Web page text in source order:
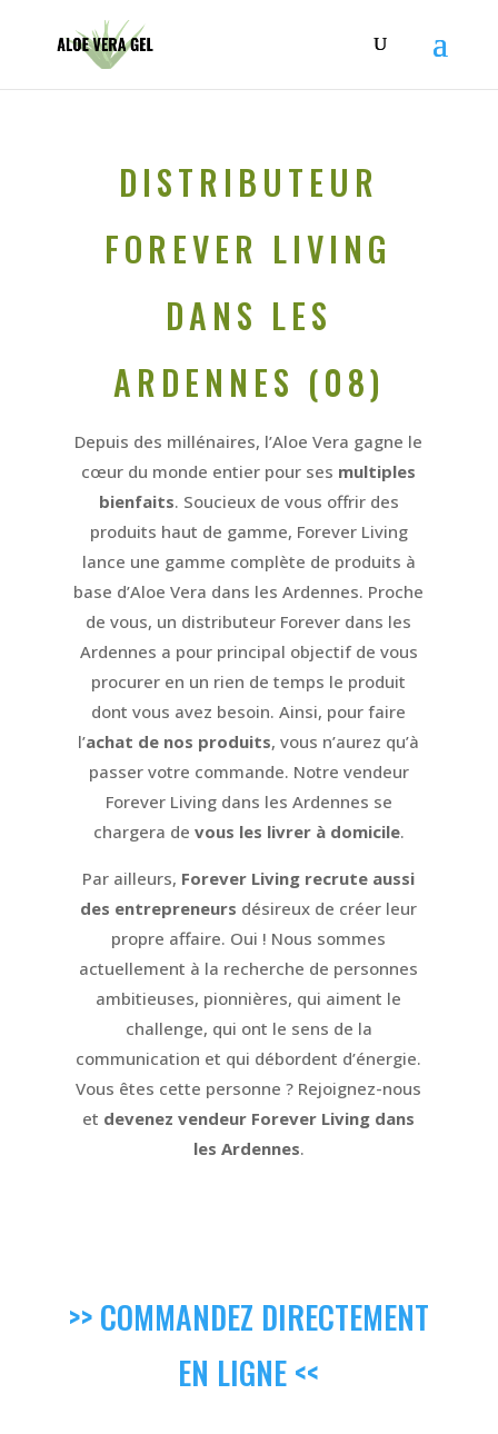
DISTRIBUTEUR
FOREVER LIVING
DANS LES
ARDENNES (08)
Depuis des millénaires, l’Aloe Vera gagne le
cœur du monde entier pour ses multiples
bienfaits. Soucieux de vous offrir des
produits haut de gamme, Forever Living
lance une gamme complète de produits à
base d’Aloe Vera dans les Ardennes. Proche
de vous, un distributeur Forever dans les
Ardennes a pour principal objectif de vous
procurer en un rien de temps le produit
dont vous avez besoin. Ainsi, pour faire
l’achat de nos produits, vous n’aurez qu’à
passer votre commande. Notre vendeur
Forever Living dans les Ardennes se
chargera de vous les livrer à domicile.
Par ailleurs, Forever Living recrute aussi
des entrepreneurs désireux de créer leur
propre affaire. Oui ! Nous sommes
actuellement à la recherche de personnes
ambitieuses, pionnières, qui aiment le
challenge, qui ont le sens de la
communication et qui débordent d’énergie.
Vous êtes cette personne ? Rejoignez-nous
et devenez vendeur Forever Living dans
les Ardennes.
>> COMMANDEZ DIRECTEMENT
EN LIGNE <<